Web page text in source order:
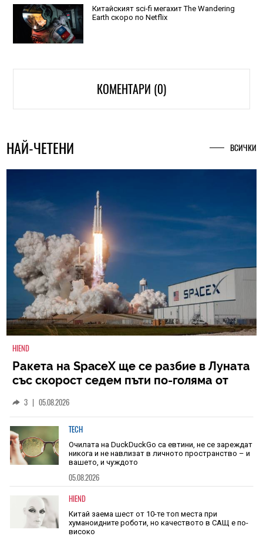
Китайският sci-fi мегахит The Wandering
Earth скоро по Netflix
КОМЕНТАРИ (0)
НАЙ-ЧЕТЕНИ ВСИЧКИ
HIEND
Ракета на SpaceX ще се разбие в Луната
със скорост седем пъти по-голяма от
3 | 05.08.2026
TECH
Очилата на DuckDuckGo са евтини, не се зареждат
никога и не навлизат в личното пространство – и
вашето, и чуждото
05.08.2026
HIEND
Китай заема шест от 10-те топ места при
хуманоидните роботи, но качеството в САЩ е по-
високо